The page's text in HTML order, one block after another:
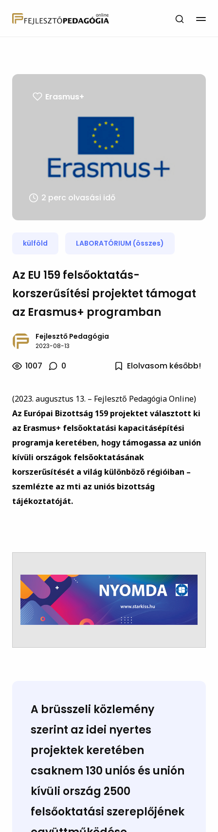
Erasmus+
2 perc olvasási idő
külföld LABORATÓRIUM (összes)
Az EU 159 felsőoktatás-
korszerűsítési projektet támogat
az Erasmus+ programban
Fejlesztő Pedagógia
2023-08-13
1007 0 Elolvasom később!
(2023. augusztus 13. – Fejlesztő Pedagógia Online)
Az Európai Bizottság 159 projektet választott ki
az Erasmus+ felsőoktatási kapacitásépítési
programja keretében, hogy támogassa az unión
kívüli országok felsőoktatásának
korszerűsítését a világ különböző régióiban –
szemlézte az mti az uniós bizottság
tájékoztatóját.
A brüsszeli közlemény
szerint az idei nyertes
projektek keretében
csaknem 130 uniós és unión
kívüli ország 2500
felsőoktatási szereplőjének